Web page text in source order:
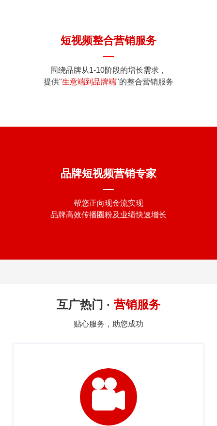
短视频整合营销服务
围绕品牌从1-10阶段的增长需求，
提供"生意端到品牌端"的整合营销服务
品牌短视频营销专家
帮您正向现金流实现
品牌高效传播圈粉及业绩快速增长
互广热门 · 营销服务
贴心服务，助您成功